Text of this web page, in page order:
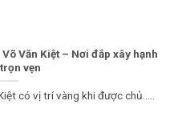
Văn Kiệt – Nơi đắp xây hạnh
vẹn
có vị trí vàng khi được chủ.....